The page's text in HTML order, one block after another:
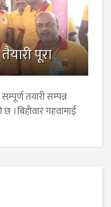
पूरा
तयारी सम्पन्न
छ ।बिहीवार गहवामाई